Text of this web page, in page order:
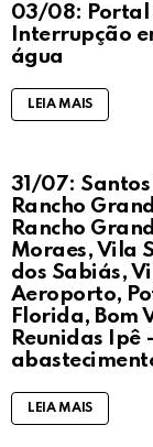
03/08: Portal
Interrupção
água
LEIA MAIS
31/07:
Rancho
Rancho
Moraes, Vila
dos Sabiás,
Aeroporto,
Florida, Bom
Reunidas
LEIA MAIS